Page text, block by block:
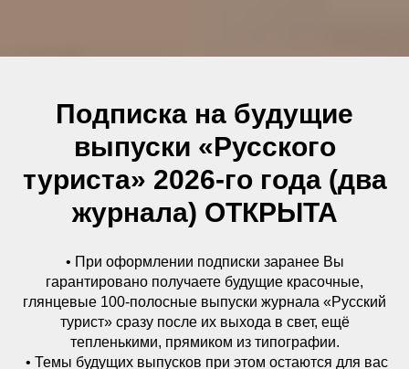
Подписка на будущие
выпуски «Русского
туриста» 2026-го года (два
журнала) ОТКРЫТА
• При оформлении подписки заранее Вы
гарантировано получаете будущие красочные,
глянцевые 100-полосные выпуски журнала «Русский
турист» сразу после их выхода в свет, ещё
тепленькими, прямиком из типографии.
• Темы будущих выпусков при этом остаются для вас